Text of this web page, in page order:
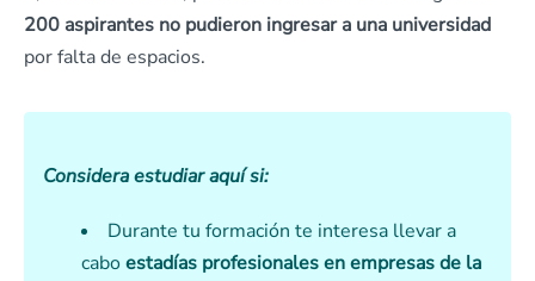
200 aspirantes no pudieron ingresar a una universidad
por falta de espacios.
Considera estudiar aquí si:
Durante tu formación te interesa llevar a
caboestadías profesionales en empresas de la